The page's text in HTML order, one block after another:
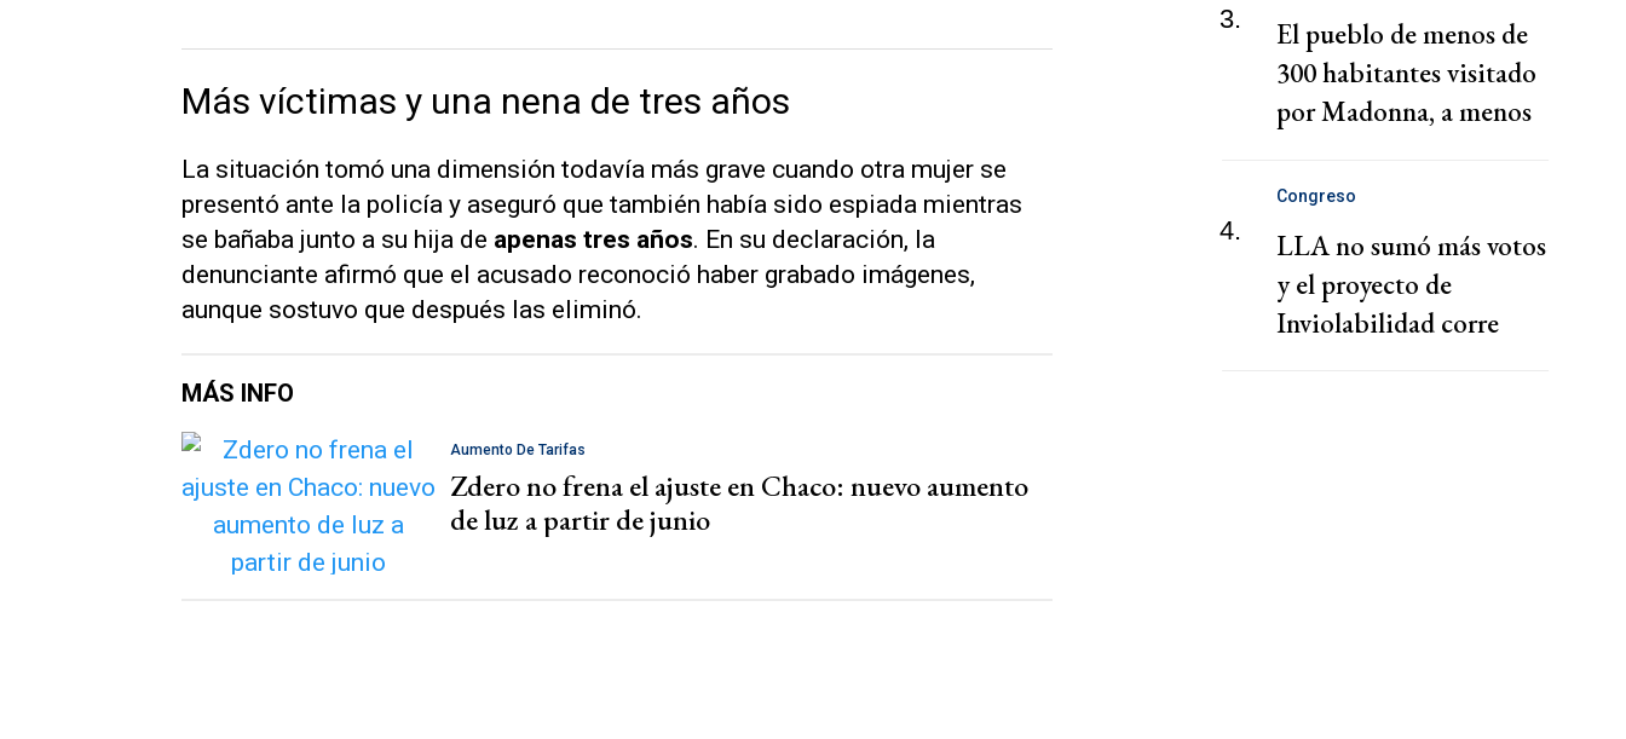
Más víctimas y una nena de tres años
La situación tomó una dimensión todavía más grave cuando otra mujer se
presentó ante la policía y aseguró que también había sido espiada mientras
se bañaba junto a su hija de apenas tres años. En su declaración, la
denunciante afirmó que el acusado reconoció haber grabado imágenes,
aunque sostuvo que después las eliminó.
MÁS INFO
Aumento De Tarifas
Zdero no frena el ajuste en Chaco: nuevo aumento
de luz a partir de junio
3.
El pueblo de menos de
300 habitantes visitado
por Madonna, a menos
4.
Congreso
LLA no sumó más votos
y el proyecto de
Inviolabilidad corre